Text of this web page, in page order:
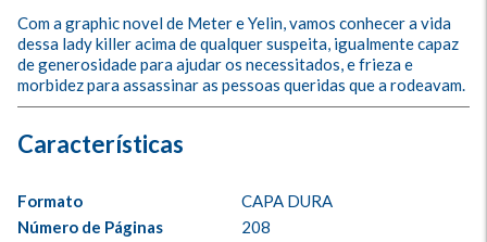
Com a graphic novel de Meter e Yelin, vamos conhecer a vida
dessa lady killer acima de qualquer suspeita, igualmente capaz
de generosidade para ajudar os necessitados, e frieza e
morbidez para assassinar as pessoas queridas que a rodeavam.
Formato
CAPA DURA
Número de Páginas
208